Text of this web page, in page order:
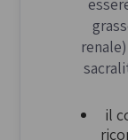
il